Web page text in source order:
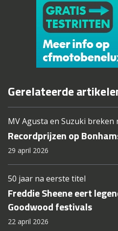
Gerelateerde
MV Agusta en Suzuki breken
Recordprijzen op
29 april 2026
50 jaar na eerste titel
Freddie Sheene eert
Goodwood festivals
22 april 2026